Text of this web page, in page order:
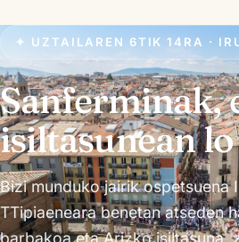
✦ UZTAILAREN 6TIK 14RA ·
Sanferminak,
isiltasunean
Bizi munduko jairik ospetsuena
TTipiaeneara benetan atseden
barbakoa eta Arizko isiltasuna,